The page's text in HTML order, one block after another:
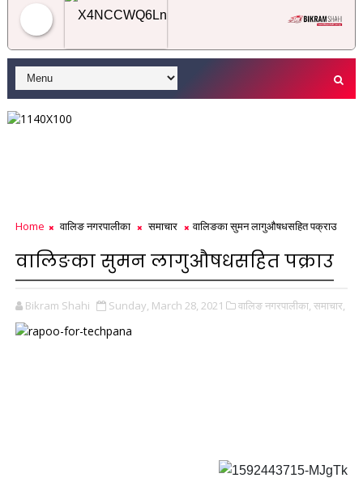
Home वालिङ नगरपालीका समाचार वालिङका सुमन लागुऔषधसहित पक्राउ
वालिङका सुमन लागुऔषधसहित पक्राउ
Bikram Shahi Sunday, March 28, 2021 वालिङ नगरपालीका, समाचार,